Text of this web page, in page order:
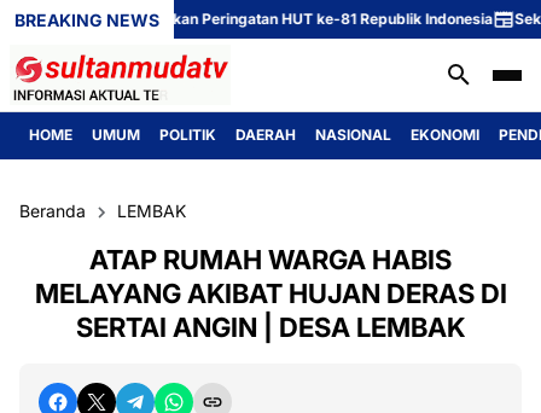
BREAKING NEWS
1 Meriahkan Peringatan HUT ke-81 Republik Indonesia Sekcam dan
HOME UMUM POLITIK DAERAH NASIONAL EKONOMI
Beranda LEMBAK
ATAP RUMAH WARGA HABIS
MELAYANG AKIBAT HUJAN DERAS DI
SERTAI ANGIN | DESA LEMBAK